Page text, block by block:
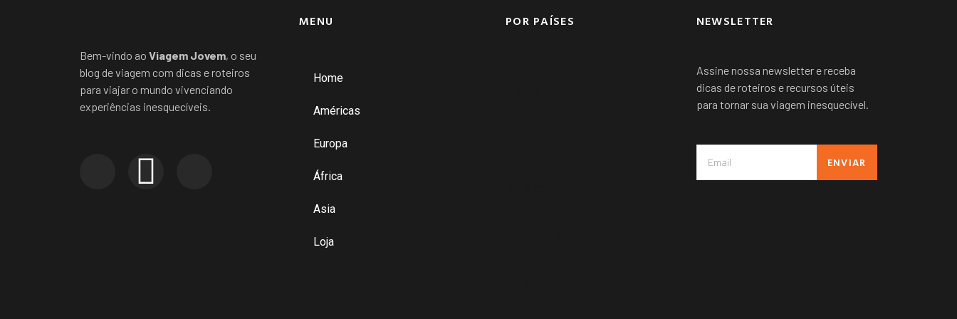
Bem-vindo ao Viagem Jovem, o seu
blog de viagem com dicas e roteiros
para viajar o mundo vivenciando
experiências inesquecíveis.
MENU
Home
Américas
Europa
África
Asia
Loja
POR PAÍSES NEWSLETTER
Assine nossa newsletter e receba
dicas de roteiros e recursos úteis
para tornar sua viagem inesquecível.
ENVIAR